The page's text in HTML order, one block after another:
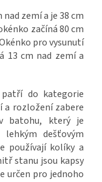
zemí a je 38 cm
začíná 80 cm
pro vysunutí
13 cm nad zemí a
do kategorie
a rozložení zabere
batohu, který je
dešťovým
používají kolíky a
stanu jsou kapsy
určen pro jednoho